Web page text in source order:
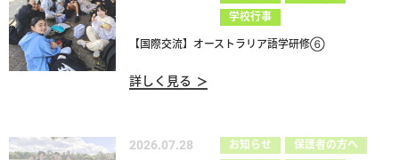
学校行事
【国際交流】オーストラリア語学研修⑥
詳しく見る
国際交流
学校紹介